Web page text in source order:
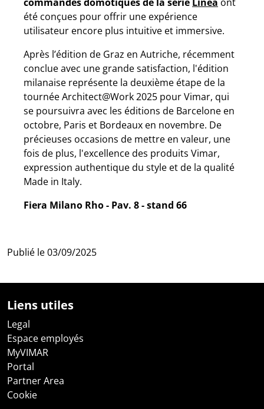
été conçues pour offrir une expérience
utilisateur encore plus intuitive et immersive.
Après l’édition de Graz en Autriche, récemment
conclue avec une grande satisfaction, l'édition
milanaise représente la deuxième étape de la
tournée Architect@Work 2025 pour Vimar, qui
se poursuivra avec les éditions de Barcelone en
octobre, Paris et Bordeaux en novembre. De
précieuses occasions de mettre en valeur, une
fois de plus, l'excellence des produits Vimar,
expression authentique du style et de la qualité
Made in Italy.
Fiera Milano Rho - Pav. 8 - stand 66
Publié le03/09/2025
Liens utiles
Legal
Espace employés
MyVIMAR
Portal
Partner Area
Cookie